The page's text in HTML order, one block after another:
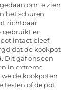
om te zien
het schuren,
zichtbaar
gebruikt en
intact bleef.
dat de kookpot
Dit gaf ons een
in extreme
de kookpoten
testen of de pot